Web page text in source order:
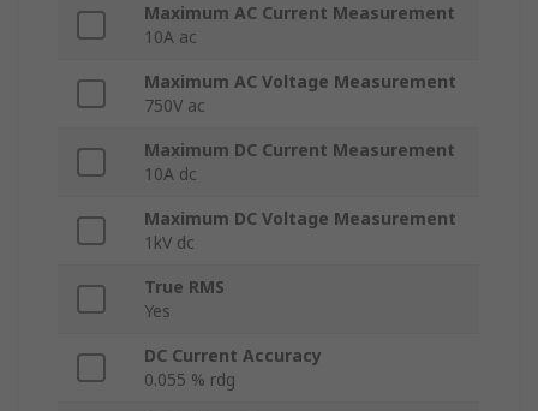
Maximum AC Current Measurement
10A ac
Maximum AC Voltage Measurement
750V ac
Maximum DC Current Measurement
10A dc
Maximum DC Voltage Measurement
1kV dc
True RMS
Yes
DC Current Accuracy
0.055 % rdg